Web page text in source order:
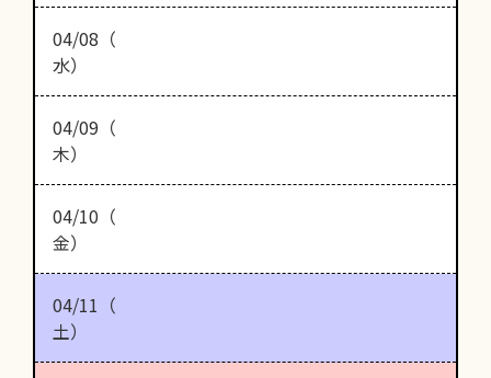
04/08（
水）
04/09（
木）
04/10（
金）
04/11（
土）